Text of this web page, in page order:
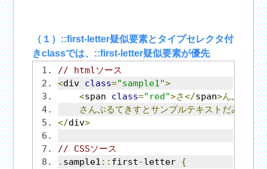
（１）::first-letter疑似要素とタイプセレクタ付
きclassでは、::first-letter疑似要素が優先
// htmlソース
<div class="sample1">
<span class="red">さ</span>んぷるて
さんぷるてきすとサンプルテキストだみーて
</div>
// CSSソース
. sample1 :: first-letter {